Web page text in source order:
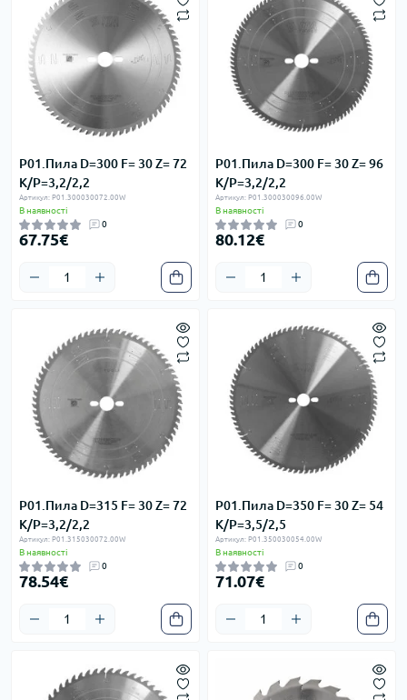
P01.Пила D=300 F= 30 Z= 72
K/P=3,2/2,2
Артикул: P01.300030072.00W
В наявності
0
67.75€
P01.Пила D=300 F= 30 Z= 96
K/P=3,2/2,2
Артикул: P01.300030096.00W
В наявності
0
80.12€
P01.Пила D=315 F= 30 Z= 72
K/P=3,2/2,2
Артикул: P01.315030072.00W
В наявності
0
78.54€
P01.Пила D=350 F= 30 Z= 54
K/P=3,5/2,5
Артикул: P01.350030054.00W
В наявності
0
71.07€